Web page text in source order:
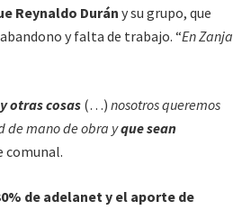
Reynaldo Durán y su grupo, que
y falta de trabajo. “En Zanja
otras cosas(…) nosotros queremos
de mano de obra yque sean
comunal.
de adelanet y el aporte de